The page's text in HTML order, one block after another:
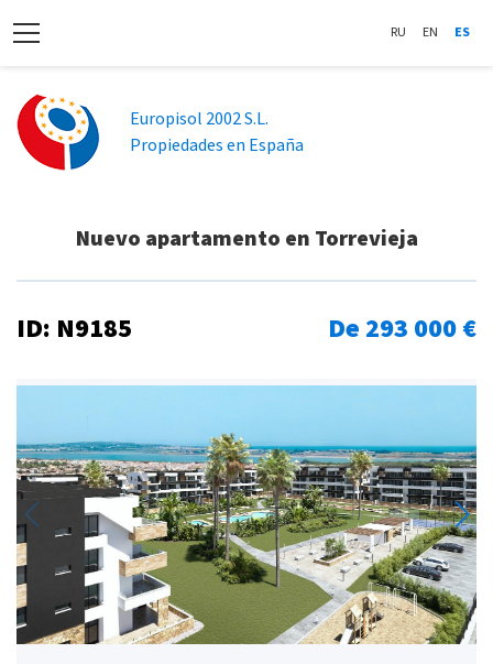
RU EN ES
Europisol 2002 S.L.
Propiedades en España
Nuevo apartamento en Torrevieja
ID: N9185 De 293 000 €